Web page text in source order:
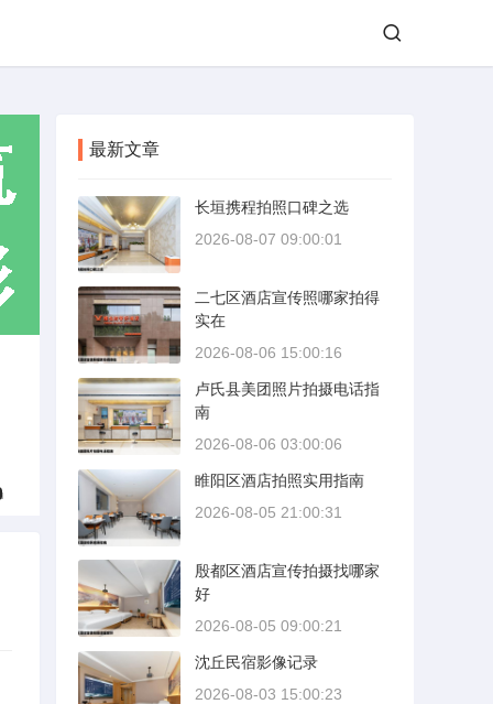
最新文章
长垣携程拍照口碑之选
2026-08-07 09:00:01
二七区酒店宣传照哪家拍得
实在
2026-08-06 15:00:16
卢氏县美团照片拍摄电话指
南
2026-08-06 03:00:06
睢阳区酒店拍照实用指南
2026-08-05 21:00:31
殷都区酒店宣传拍摄找哪家
好
2026-08-05 09:00:21
沈丘民宿影像记录
2026-08-03 15:00:23